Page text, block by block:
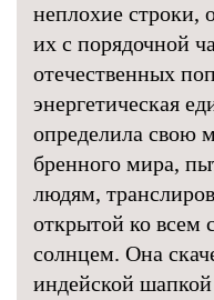
неплохие строки,
их с порядочной
отечественных
энергетическая
определила свою
бренного мира,
людям,
открытой ко всем
солнцем. Она
индейской шапкой